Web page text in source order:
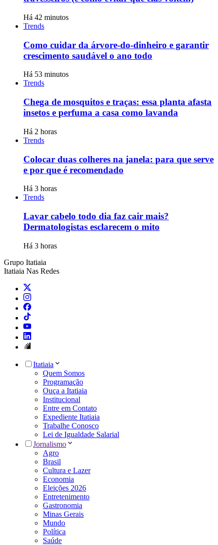
Há 42 minutos
Trends
Como cuidar da árvore-do-dinheiro e garantir
crescimento saudável o ano todo
Há 53 minutos
Trends
Chega de mosquitos e traças: essa planta afasta
insetos e perfuma a casa como lavanda
Há 2 horas
Trends
Colocar duas colheres na janela: para que serve
e por que é recomendado
Há 3 horas
Trends
Lavar cabelo todo dia faz cair mais?
Dermatologistas esclarecem o mito
Há 3 horas
Grupo Itatiaia
Itatiaia Nas Redes
Itatiaia
Quem Somos
Programação
Ouça a Itatiaia
Institucional
Entre em Contato
Expediente Itatiaia
Trabalhe Conosco
Lei de Igualdade Salarial
Jornalismo
Agro
Brasil
Cultura e Lazer
Economia
Eleições 2026
Entretenimento
Gastronomia
Minas Gerais
Mundo
Política
Saúde